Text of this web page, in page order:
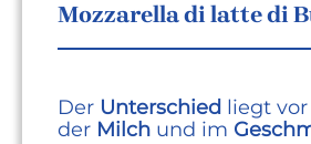
Mozzarella di latte di
Der Unterschied liegt
der Milch und im